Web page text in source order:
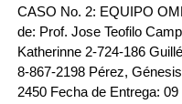
CASO No. 2: EQUIPO
de: Prof. Jose Teofilo
Katherinne 2-724-186
8-867-2198 Pérez,
2450 Fecha de Entrega: